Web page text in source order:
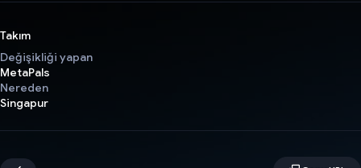
Takım
Değişikliği yapan
MetaPals
Nereden
Singapur